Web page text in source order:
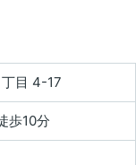
目 4-17
歩10分